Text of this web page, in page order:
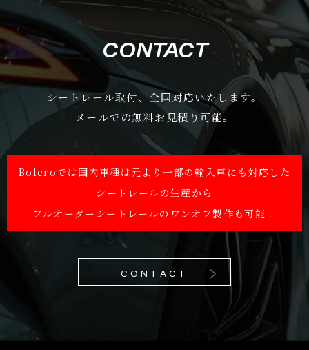
CONTACT
シートレール取付、全国対応いたします。
メールでの無料お見積り可能。
Boleroでは国内車種は元より一部の輸入車にも対応した
シートレールの生産から
フルオーダーシートレールのワンオフ製作も可能！
CONTACT